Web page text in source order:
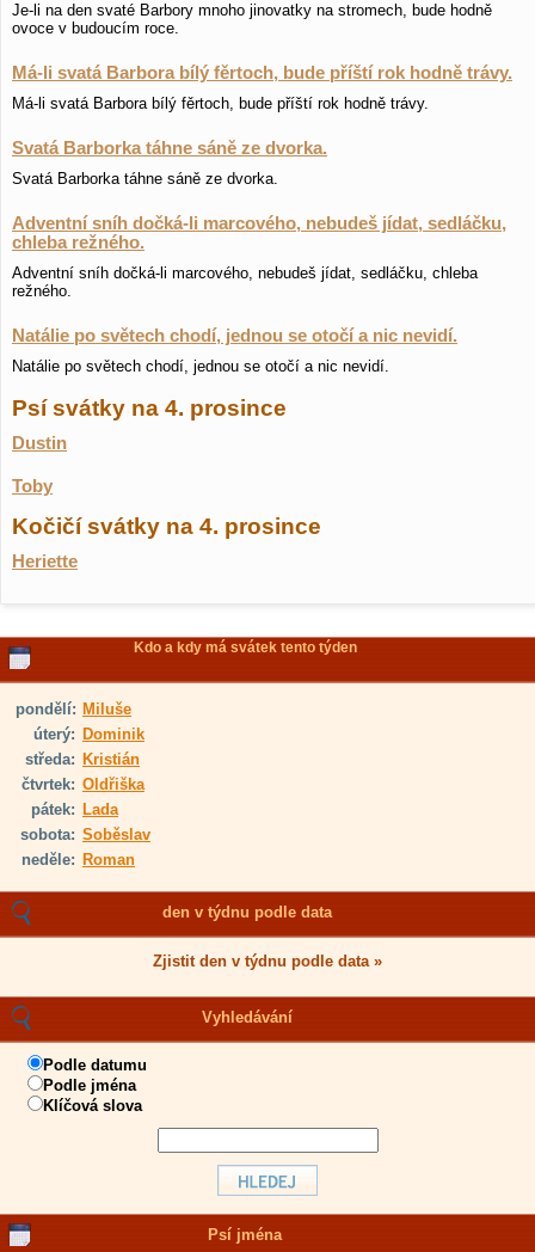
Je-li na den svaté Barbory mnoho jinovatky na stromech, bude hodně
ovoce v budoucím roce.
Má-li svatá Barbora bílý fěrtoch, bude příští rok hodně trávy.
Má-li svatá Barbora bílý fěrtoch, bude příští rok hodně trávy.
Svatá Barborka táhne sáně ze dvorka.
Svatá Barborka táhne sáně ze dvorka.
Adventní sníh dočká-li marcového, nebudeš jídat, sedláčku,
chleba režného.
Adventní sníh dočká-li marcového, nebudeš jídat, sedláčku, chleba
režného.
Natálie po světech chodí, jednou se otočí a nic nevidí.
Natálie po světech chodí, jednou se otočí a nic nevidí.
Psí svátky na 4. prosince
Dustin
Toby
Kočičí svátky na 4. prosince
Heriette
Kdo a kdy má svátek tento týden
pondělí: Miluše
úterý: Dominik
středa: Kristián
čtvrtek: Oldřiška
pátek: Lada
sobota: Soběslav
neděle: Roman
den v týdnu podle data
Zjistit den v týdnu podle data »
Vyhledávání
Podle datumu
Podle jména
Klíčová slova
Psí jména